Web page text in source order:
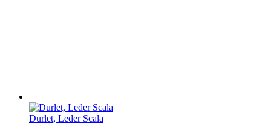
Durlet, Leder Scala